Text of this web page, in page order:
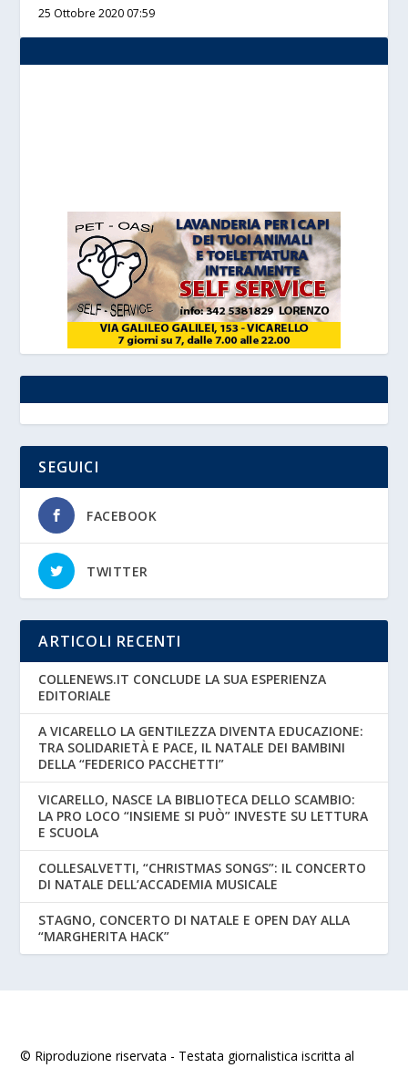
25 Ottobre 2020 07:59
SEGUICI
FACEBOOK
TWITTER
ARTICOLI RECENTI
COLLENEWS.IT CONCLUDE LA SUA ESPERIENZA
EDITORIALE
A VICARELLO LA GENTILEZZA DIVENTA EDUCAZIONE:
TRA SOLIDARIETÀ E PACE, IL NATALE DEI BAMBINI
DELLA “FEDERICO PACCHETTI”
VICARELLO, NASCE LA BIBLIOTECA DELLO SCAMBIO:
LA PRO LOCO “INSIEME SI PUÒ” INVESTE SU LETTURA
E SCUOLA
COLLESALVETTI, “CHRISTMAS SONGS”: IL CONCERTO
DI NATALE DELL’ACCADEMIA MUSICALE
STAGNO, CONCERTO DI NATALE E OPEN DAY ALLA
“MARGHERITA HACK”
© Riproduzione riservata - Testata giornalistica iscritta al